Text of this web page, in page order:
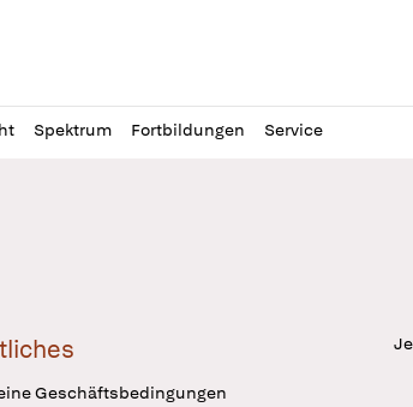
Spektrum Fortbildungen Service
Geschäftsbedingungen